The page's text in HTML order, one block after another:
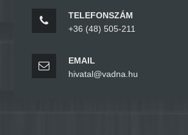
TELEFONSZÁM
+36 (48) 505-211
EMAIL
hivatal@vadna.hu